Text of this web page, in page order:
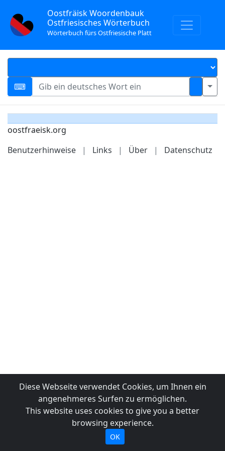
Oostfräisk Woordenbauk
Ostfriesisches Wörterbuch
Wörterbuch fürs Ostfriesische Platt
oostfraeisk.org
Benutzerhinweise
| Links | Über | Datenschutz
Diese Webseite verwendet Cookies, um Ihnen ein
angenehmeres Surfen zu ermöglichen.
This website uses cookies to give you a better
browsing experience.
OK